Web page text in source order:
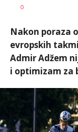
AUTOR
0
Nakon poraza
evropskih
Admir Adžem
i optimizam za